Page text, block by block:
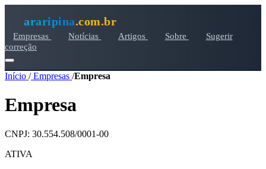
araripina.com.br
Empresas Notícias Artigos Sobre
Sugerir
correção
Início /Empresas /Empresa
Empresa
CNPJ: 30.554.508/0001-00
ATIVA